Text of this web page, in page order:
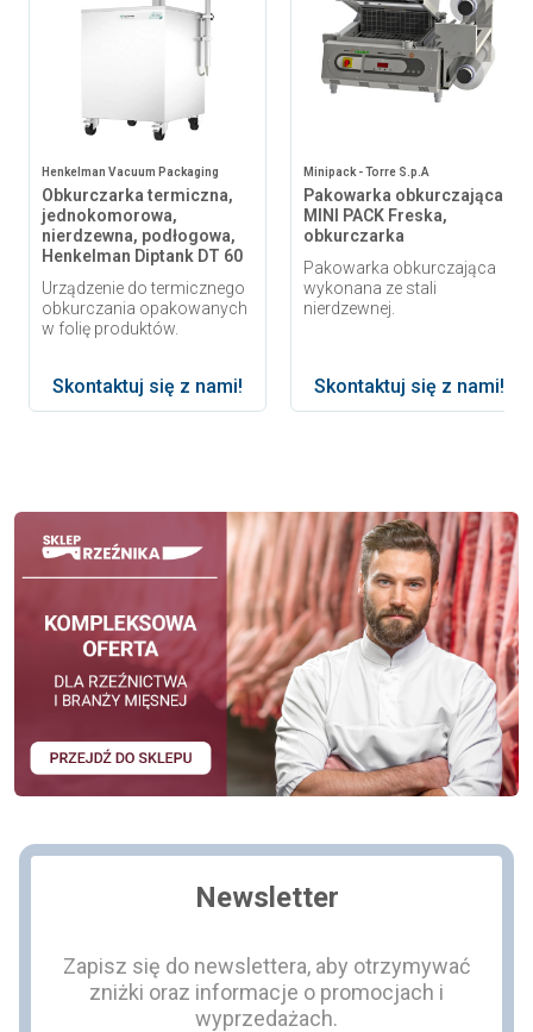
Henkelman Vacuum Packaging
Obkurczarka termiczna,
jednokomorowa,
nierdzewna, podłogowa,
Henkelman Diptank DT 60
Urządzenie do termicznego
obkurczania opakowanych
w folię produktów.
Skontaktuj się z nami!
Minipack - Torre S.p.A
Pakowarka obkurczająca
MINI PACK Freska,
obkurczarka
Pakowarka obkurczająca
wykonana ze stali
nierdzewnej.
Skontaktuj się z nami!
Newsletter
Zapisz się do newslettera, aby otrzymywać
zniżki oraz informacje o promocjach i
wyprzedażach.